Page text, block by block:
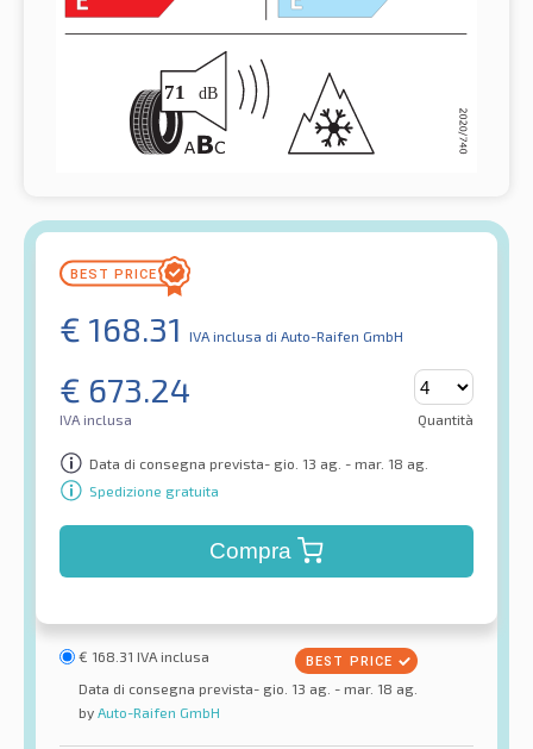
€ 168.31 IVA inclusa di Auto-Raifen GmbH
€ 673.24
IVA inclusa Quantità
Data di consegna prevista- gio. 13 ag. - mar. 18 ag.
Spedizione gratuita
Compra
€ 168.31 IVA inclusa
Data di consegna prevista- gio. 13 ag. - mar. 18 ag.
by Auto-Raifen GmbH